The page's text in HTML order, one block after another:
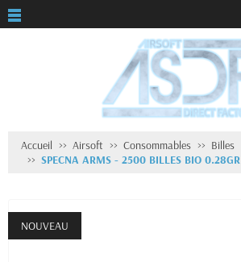
Accueil Airsoft Consommables
Billes
SPECNA ARMS - 2500 BILLES BIO 0.28GR
NOUVEAU